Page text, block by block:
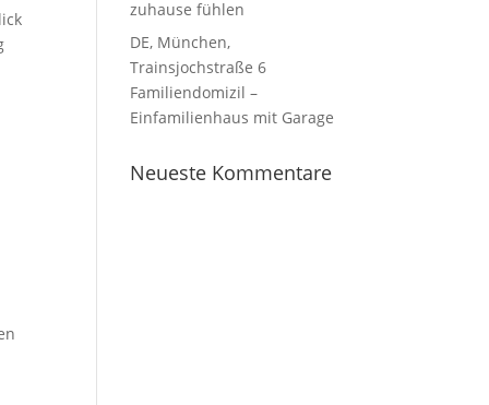
zuhause fühlen
DE, München,
Trainsjochstraße 6
Familiendomizil –
Einfamilienhaus mit Garage
Neueste Kommentare